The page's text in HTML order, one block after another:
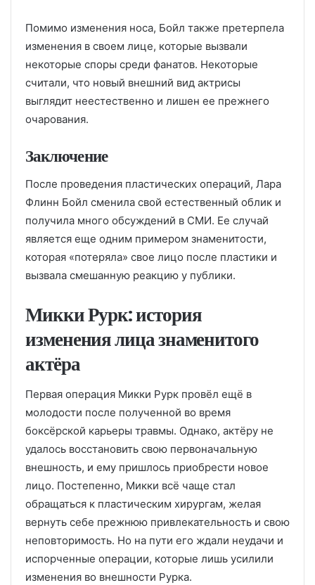
Помимо изменения носа, Бойл также претерпела
изменения в своем лице, которые вызвали
некоторые споры среди фанатов. Некоторые
считали, что новый внешний вид актрисы
выглядит неестественно и лишен ее прежнего
очарования.
Заключение
После проведения пластических операций, Лара
Флинн Бойл сменила свой естественный облик и
получила много обсуждений в СМИ. Ее случай
является еще одним примером знаменитости,
которая «потеряла» свое лицо после пластики и
вызвала смешанную реакцию у публики.
Микки Рурк: история
изменения лица знаменитого
актёра
Первая операция Микки Рурк провёл ещё в
молодости после полученной во время
боксёрской карьеры травмы. Однако, актёру не
удалось восстановить свою первоначальную
внешность, и ему пришлось приобрести новое
лицо. Постепенно, Микки всё чаще стал
обращаться к пластическим хирургам, желая
вернуть себе прежнюю привлекательность и свою
неповторимость. Но на пути его ждали неудачи и
испорченные операции, которые лишь усилили
изменения во внешности Рурка.